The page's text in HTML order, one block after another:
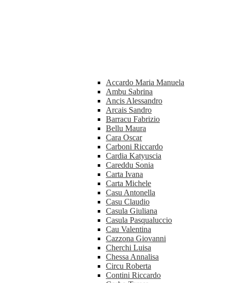
Accardo Maria Manuela
Ambu Sabrina
Ancis Alessandro
Arcais Sandro
Barracu Fabrizio
Bellu Maura
Cara Oscar
Carboni Riccardo
Cardia Katyuscia
Careddu Sonia
Carta Ivana
Carta Michele
Casu Antonella
Casu Claudio
Casula Giuliana
Casula Pasqualuccio
Cau Valentina
Cazzona Giovanni
Cherchi Luisa
Chessa Annalisa
Circu Roberta
Contini Riccardo